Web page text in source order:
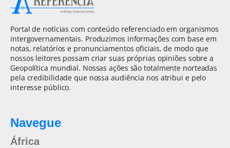
Portal de notícias com conteúdo referenciado em organismos
intergovernamentais. Produzimos informações com base em
notas, relatórios e pronunciamentos oficiais, de modo que
nossos leitores possam criar suas próprias opiniões sobre a
Geopolítica mundial. Nossas ações são totalmente norteadas
pela credibilidade que nossa audiência nos atribui e pelo
interesse público.
Navegue
África